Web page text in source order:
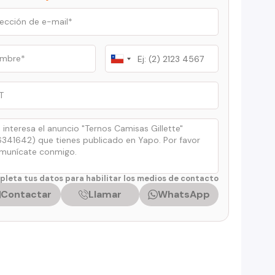
Chile
+56
tus datos para habilitar los medios de contacto
Contactar Llamar WhatsApp